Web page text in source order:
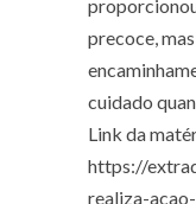
precoce,
cuidado
Link da
https://
realiza-